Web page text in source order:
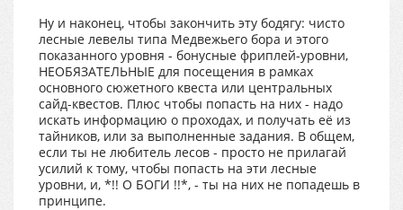
Ну и наконец, чтобы закончить эту бодягу: чисто
лесные левелы типа Медвежьего бора и этого
показанного уровня - бонусные фриплей-уровни,
НЕОБЯЗАТЕЛЬНЫЕ для посещения в рамках
основного сюжетного квеста или центральных
сайд-квестов. Плюс чтобы попасть на них - надо
искать информацию о проходах, и получать её из
тайников, или за выполненные задания. В общем,
если ты не любитель лесов - просто не прилагай
усилий к тому, чтобы попасть на эти лесные
уровни, и, *!! О БОГИ !!*, - ты на них не попадешь в
принципе.